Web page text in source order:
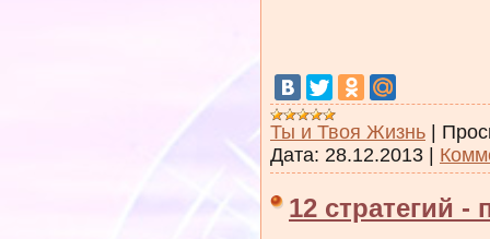
Ты и Твоя Жизнь
Дата: 28.12.2013
12 стратегий -